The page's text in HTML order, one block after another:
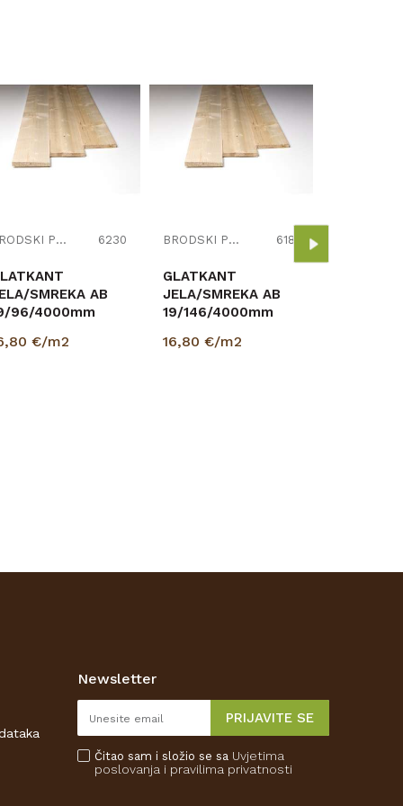
BRODSKI POD 6230
SMREKA AB
96/4000mm
€/m2
BRODSKI POD 6181
GLATKANT
JELA/SMREKA AB
19/146/4000mm
16,80 €/m2
Newsletter
PRIJAVITE SE
Čitao sam i složio se sa Uvjetima
poslovanja i pravilima privatnosti